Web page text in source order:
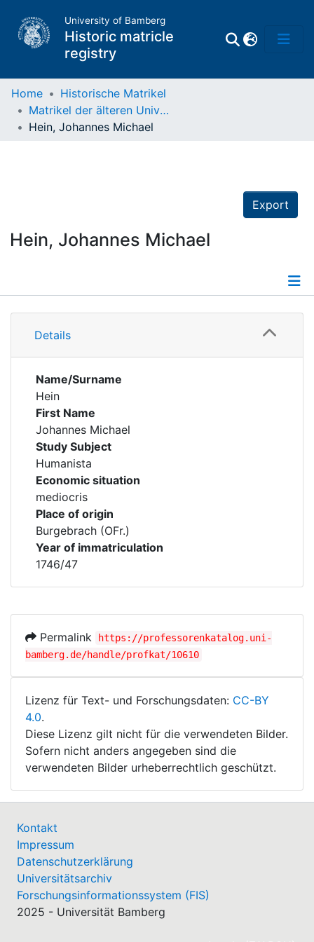
University of Bamberg
Historic matricle
registry
Matrikel
Home
Historische Matrikel
Matrikel der älteren Universität
Hein, Johannes Michael
Export
Hein, Johannes Michael
Details
Details
Name/Surname
Hein
First Name
Johannes Michael
Study Subject
Humanista
Economic situation
mediocris
Place of origin
Burgebrach (OFr.)
Year of immatriculation
1746/47
Permalink
https://professorenkatalog.uni-
bamberg.de/handle/profkat/10610
Lizenz für Text- und Forschungsdaten: CC-BY
4.0.
Diese Lizenz gilt nicht für die verwendeten Bilder.
Sofern nicht anders angegeben sind die
verwendeten Bilder urheberrechtlich geschützt.
Kontakt
Impressum
Datenschutzerklärung
Universitätsarchiv
Forschungsinformationssystem (FIS)
2025 - Universität Bamberg